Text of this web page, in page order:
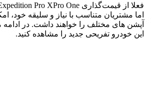
اما مشتریان متناسب با نیاز و سلیقه خود،
آپشن های مختلف را خواهند داشت. در ادامه
این خودرو تفریحی جدید را مشاهده کنید.